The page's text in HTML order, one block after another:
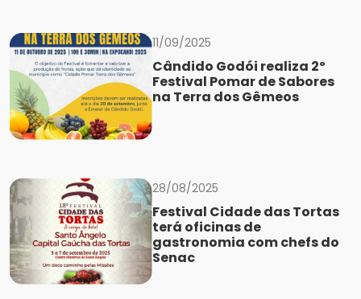
11/09/2025
Cândido Godói realiza 2º
Festival Pomar de Sabores
na Terra dos Gêmeos
28/08/2025
Festival Cidade das Tortas
terá oficinas de
gastronomia com chefs do
Senac